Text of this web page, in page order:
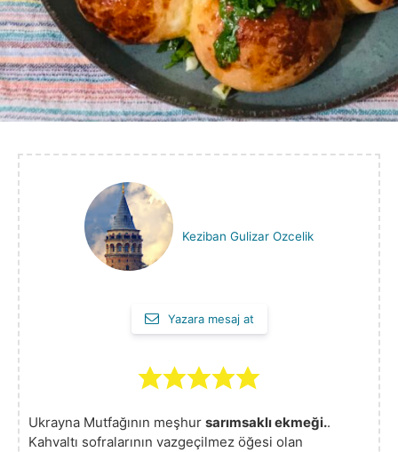
Keziban Gulizar Ozcelik
Yazara mesaj at
Ukrayna Mutfağının meşhur sarımsaklı ekmeği..
Kahvaltı sofralarının vazgeçilmez öğesi olan